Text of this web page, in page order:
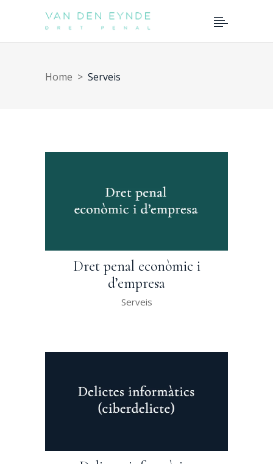
Home > Serveis
Dret penal econòmic i
d’empresa
Serveis